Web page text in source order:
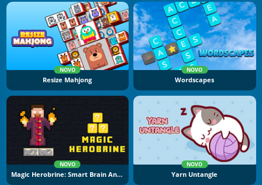
NOVO
Resize Mahjong
NOVO
Wordscapes
NOVO
Magic Herobrine: Smart Brain And Puzzle Quest
NOVO
Yarn Untangle